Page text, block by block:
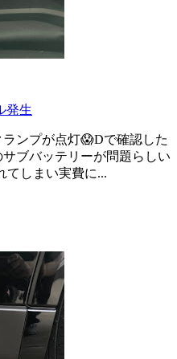
発生
ンプが点灯😱Dで確認した
ブバッテリーが問題らしい
てしまい実費に...